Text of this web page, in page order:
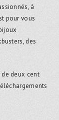
à
pour vous
des
deux cent